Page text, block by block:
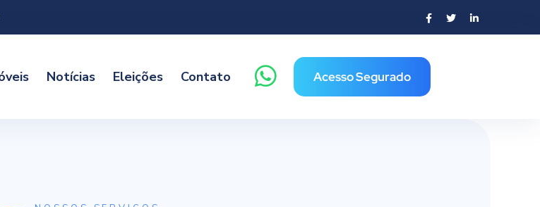
Notícias Eleições Contato Acesso Segurado